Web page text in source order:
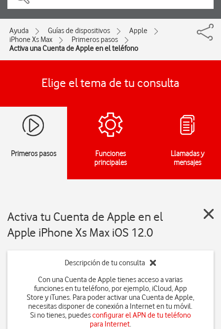
Ayuda Guías de dispositivos
Apple
iPhone Xs Max
Primeros pasos
Activa una Cuenta de Apple en el teléfono
Elige el tema de tu consulta
Primeros pasos
Funciones
principales
Llamadas y
mensajes
Activa tu Cuenta de Apple en el
Apple iPhone Xs Max iOS 12.0
Descripción de tu consulta
Con una Cuenta de Apple tienes acceso a varias
funciones en tu teléfono, por ejemplo, iCloud, App
Store y iTunes. Para poder activar una Cuenta de Apple,
necesitas disponer de conexión a Internet en tu móvil.
Si no tienes, puedesconfigurar el APN de tu teléfono
para Internet.